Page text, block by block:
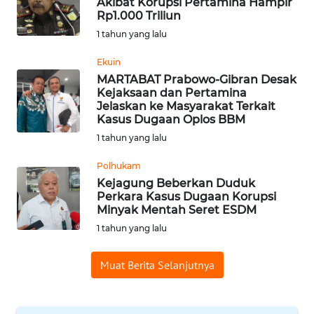
Akibat Korupsi Pertamina Hampir
Rp1.000 Triliun
1 tahun yang lalu
Ekuin
MARTABAT Prabowo-Gibran Desak
Kejaksaan dan Pertamina
Jelaskan ke Masyarakat Terkait
Kasus Dugaan Oplos BBM
1 tahun yang lalu
Polhukam
Kejagung Beberkan Duduk
Perkara Kasus Dugaan Korupsi
Minyak Mentah Seret ESDM
1 tahun yang lalu
Muat Berita Selanjutnya
WN
SUMEDANG
WN
CIANJUR
WN
KEPULAUAN
WN
TANGERANG
CIREBON